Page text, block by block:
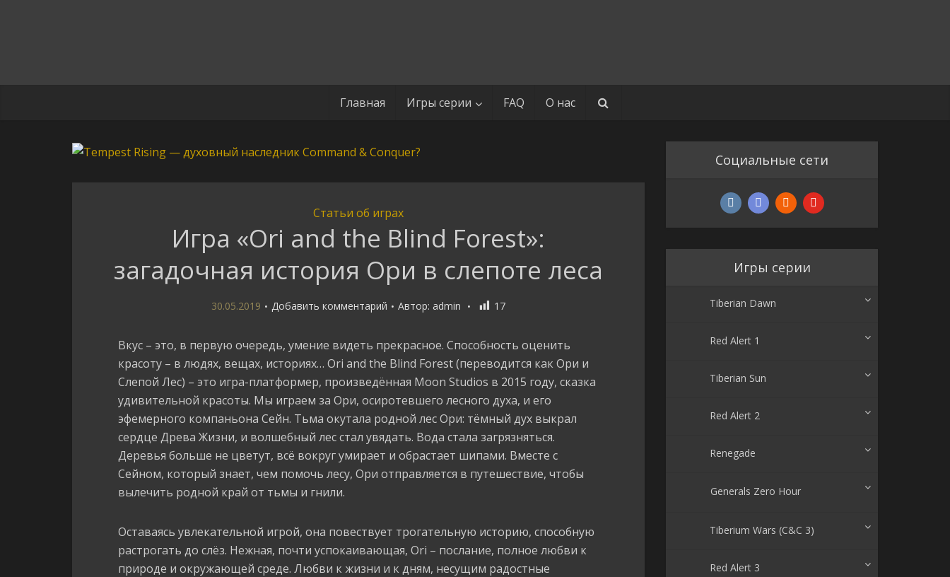
Главная Игры серии FAQ О нас
Статьи об играх
Игра «Ori and the Blind Forest»:
загадочная история Ори в слепоте леса
30.05.2019 Добавить комментарий Автор: admin 17
Вкус – это, в первую очередь, умение видеть прекрасное. Способность оценить
красоту – в людях, вещах, историях… Ori and the Blind Forest (переводится как Ори и
Слепой Лес) – это игра-платформер, произведённая Moon Studios в 2015 году, сказка
удивительной красоты. Мы играем за Ори, осиротевшего лесного духа, и его
эфемерного компаньона Сейн. Тьма окутала родной лес Ори: тёмный дух выкрал
сердце Древа Жизни, и волшебный лес стал увядать. Вода стала загрязняться.
Деревья больше не цветут, всё вокруг умирает и обрастает шипами. Вместе с
Сейном, который знает, чем помочь лесу, Ори отправляется в путешествие, чтобы
вылечить родной край от тьмы и гнили.
Оставаясь увлекательной игрой, она повествует трогательную историю, способную
растрогать до слёз. Нежная, почти успокаивающая, Ori – послание, полное любви к
природе и окружающей среде. Любви к жизни и к дням, несущим радостные
Социальные сети
Игры серии
Tiberian Dawn
Red Alert 1
Tiberian Sun
Red Alert 2
Renegade
Generals Zero Hour
Tiberium Wars (C&C 3)
Red Alert 3